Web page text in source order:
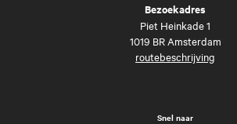
Bezoekadres
Piet Heinkade 1
1019 BR Amsterdam
routebeschrijving
Snel naar